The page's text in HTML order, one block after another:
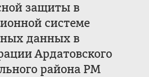
защиты в
системе
данных в
Ардатовского
района РМ